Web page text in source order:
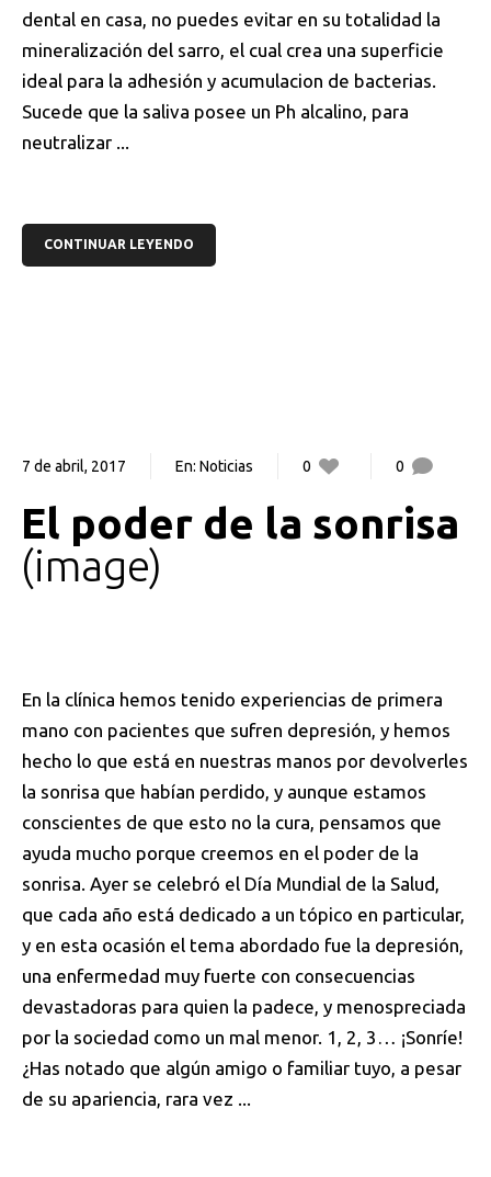
dental en casa, no puedes evitar en su totalidad la
mineralización del sarro, el cual crea una superficie
ideal para la adhesión y acumulacion de bacterias.
Sucede que la saliva posee un Ph alcalino, para
neutralizar ...
CONTINUAR LEYENDO
7 de abril, 2017 En: Noticias 0 0
El poder de la sonrisa
image
En la clínica hemos tenido experiencias de primera
mano con pacientes que sufren depresión, y hemos
hecho lo que está en nuestras manos por devolverles
la sonrisa que habían perdido, y aunque estamos
conscientes de que esto no la cura, pensamos que
ayuda mucho porque creemos en el poder de la
sonrisa. Ayer se celebró el Día Mundial de la Salud,
que cada año está dedicado a un tópico en particular,
y en esta ocasión el tema abordado fue la depresión,
una enfermedad muy fuerte con consecuencias
devastadoras para quien la padece, y menospreciada
por la sociedad como un mal menor. 1, 2, 3… ¡Sonríe!
¿Has notado que algún amigo o familiar tuyo, a pesar
de su apariencia, rara vez ...